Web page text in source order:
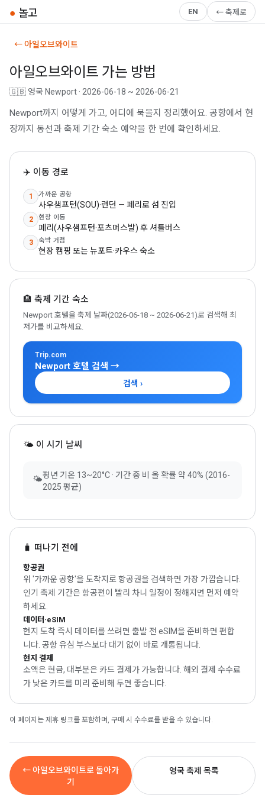
● 놀고 EN ← 축제로
← 아일오브와이트
아일오브와이트 가는 방법
🇬🇧 영국 Newport · 2026-06-18 ~ 2026-06-21
Newport까지 어떻게 가고, 어디에 묵을지 정리했어요. 공항에서 현
장까지 동선과 축제 기간 숙소 예약을 한 번에 확인하세요.
✈️ 이동 경로
1 가까운 공항
사우샘프턴(SOU)·런던 — 페리로 섬 진입
2 현장 이동
페리(사우샘프턴·포츠머스발) 후 셔틀버스
3 숙박 거점
현장 캠핑 또는 뉴포트·카우스 숙소
🏨 축제 기간 숙소
Newport 호텔을 축제 날짜(2026-06-18 ~ 2026-06-21)로 검색해 최
저가를 비교하세요.
Trip.com
Newport 호텔 검색 →
검색 ›
🌤 이 시기 날씨
🌤평년 기온 13~20°C · 기간 중 비 올 확률 약 40% (2016-
2025 평균)
🧳 떠나기 전에
항공권
위 '가까운 공항'을 도착지로 항공권을 검색하면 가장 가깝습니다.
인기 축제 기간은 항공편이 빨리 차니 일정이 정해지면 먼저 예약
하세요.
데이터·eSIM
현지 도착 즉시 데이터를 쓰려면 출발 전 eSIM을 준비하면 편합
니다. 공항 유심 부스보다 대기 없이 바로 개통됩니다.
현지 결제
소액은 현금, 대부분은 카드 결제가 가능합니다. 해외 결제 수수료
가 낮은 카드를 미리 준비해 두면 좋습니다.
이 페이지는 제휴 링크를 포함하며, 구매 시 수수료를 받을 수 있습니다.
← 아일오브와이트로 돌아가
기
영국 축제 목록